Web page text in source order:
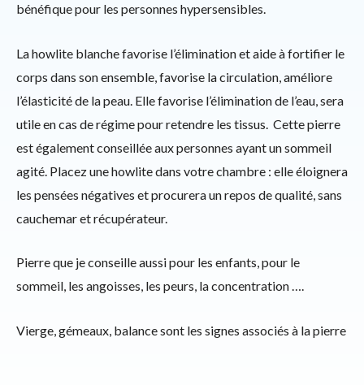
bénéfique pour les personnes hypersensibles.
La howlite blanche favorise l’élimination et aide à fortifier le
corps dans son ensemble, favorise la circulation, améliore
l’élasticité de la peau. Elle favorise l’élimination de l’eau, sera
utile en cas de régime pour retendre les tissus. Cette pierre
est également conseillée aux personnes ayant un sommeil
agité. Placez une howlite dans votre chambre : elle éloignera
les pensées négatives et procurera un repos de qualité, sans
cauchemar et récupérateur.
Pierre que je conseille aussi pour les enfants, pour le
sommeil, les angoisses, les peurs, la concentration ….
Vierge, gémeaux, balance sont les signes associés à la pierre